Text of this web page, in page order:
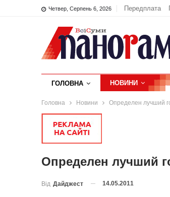
Четвер, Серпень 6, 2026 Передплата
ГОЛОВНА НОВИНИ
Головна Новини Определен лучший
Определен лучший
Від Дайджест 14.05.2011